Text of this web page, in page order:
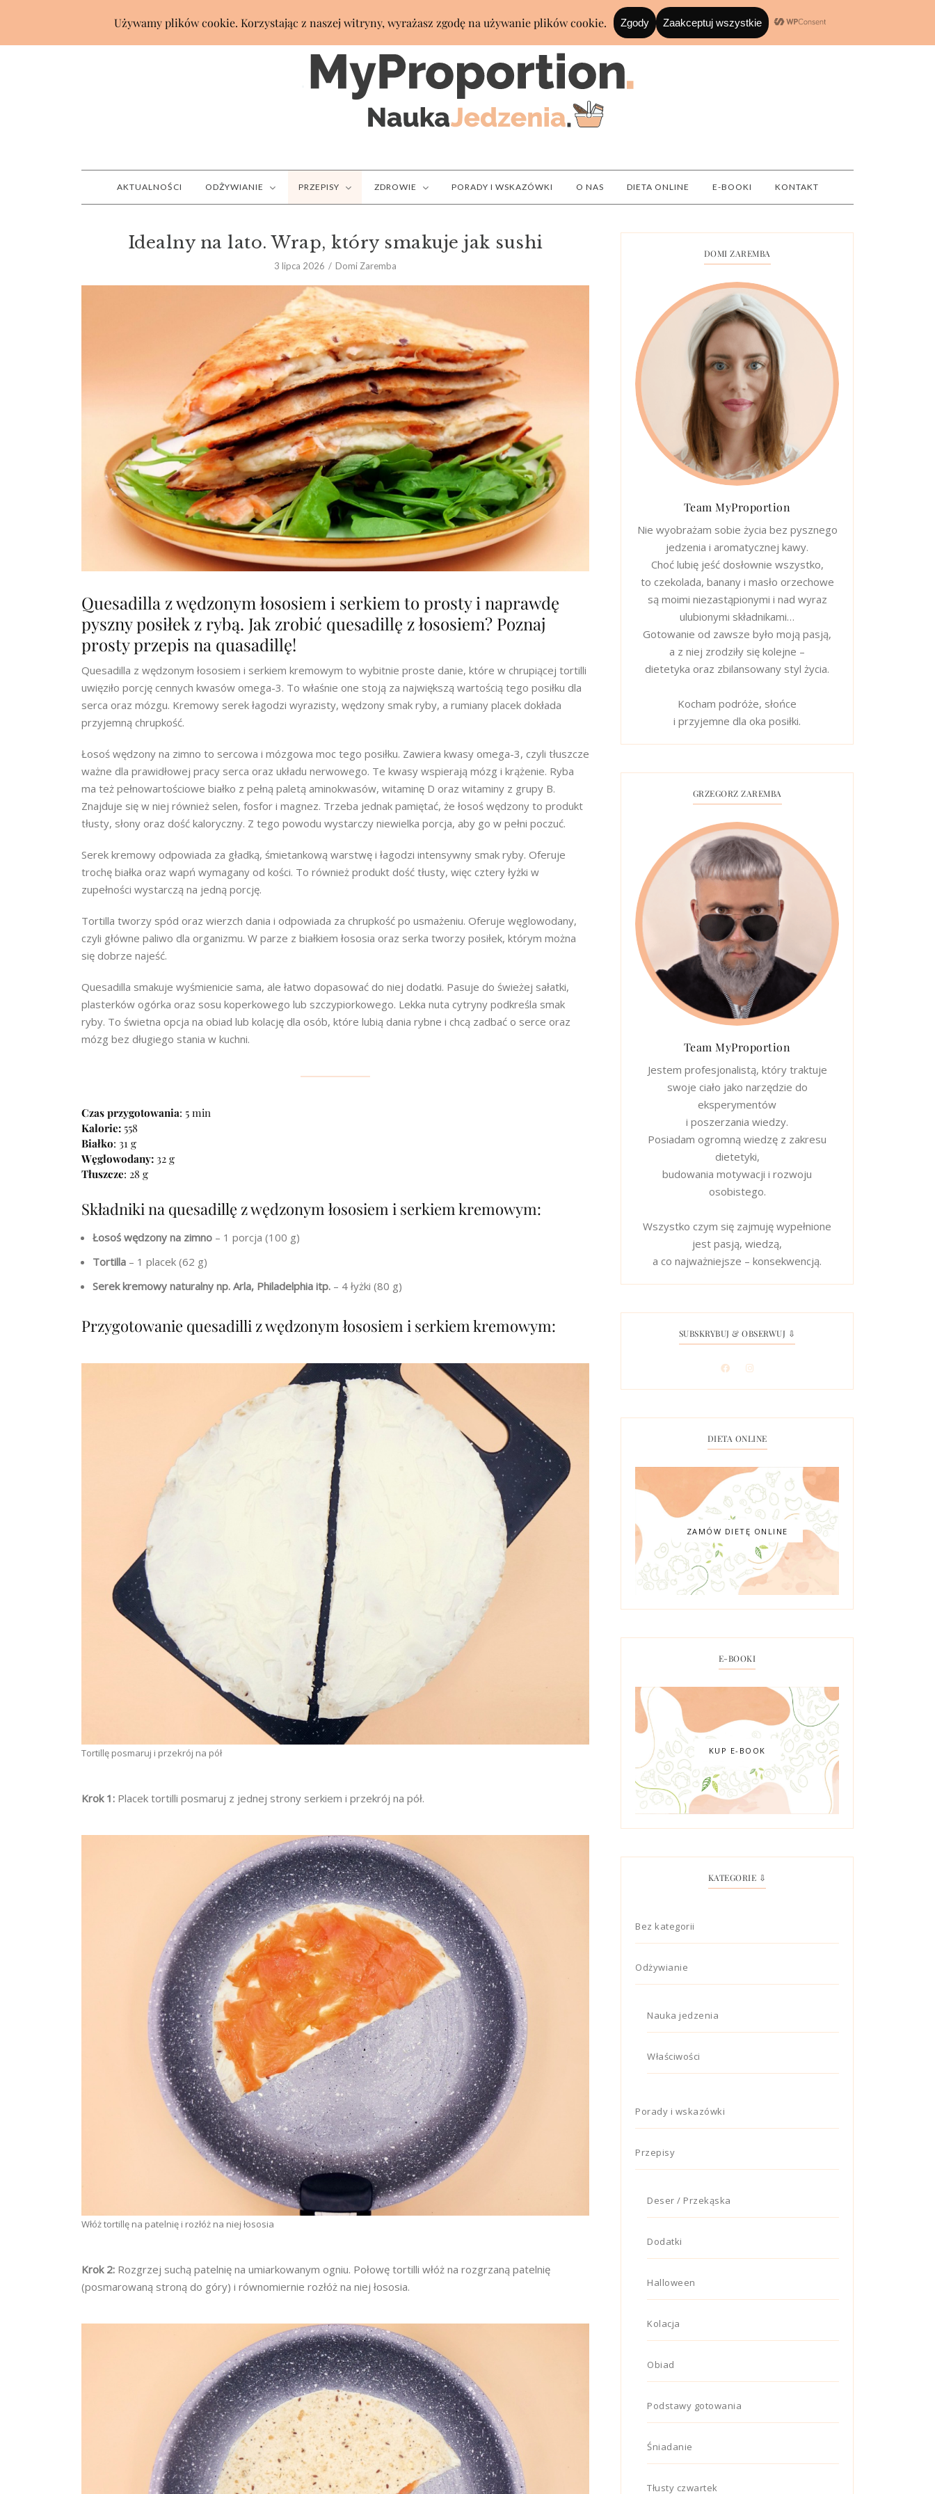
AKTUALNOŚCI ODŻYWIANIE PRZEPISY ZDROWIE PORADY I WSKAZÓWKI O NAS DIETA ONLINE E-BOOKI KONTAKT
Idealny na lato. Wrap, który smakuje jak sushi
3 lipca 2026 Domi Zaremba
Quesadilla z wędzonym łososiem i serkiem to prosty i naprawdę
pyszny posiłek z rybą. Jak zrobić quesadillę z łososiem? Poznaj
prosty przepis na quasadillę!
Quesadilla z wędzonym łososiem i serkiem kremowym to wybitnie proste danie, które w chrupiącej tortilli
uwięziło porcję cennych kwasów omega-3. To właśnie one stoją za największą wartością tego posiłku dla
serca oraz mózgu. Kremowy serek łagodzi wyrazisty, wędzony smak ryby, a rumiany placek dokłada
przyjemną chrupkość.
Łosoś wędzony na zimno to sercowa i mózgowa moc tego posiłku. Zawiera kwasy omega-3, czyli tłuszcze
ważne dla prawidłowej pracy serca oraz układu nerwowego. Te kwasy wspierają mózg i krążenie. Ryba
ma też pełnowartościowe białko z pełną paletą aminokwasów, witaminę D oraz witaminy z grupy B.
Znajduje się w niej również selen, fosfor i magnez. Trzeba jednak pamiętać, że łosoś wędzony to produkt
tłusty, słony oraz dość kaloryczny. Z tego powodu wystarczy niewielka porcja, aby go w pełni poczuć.
Serek kremowy odpowiada za gładką, śmietankową warstwę i łagodzi intensywny smak ryby. Oferuje
trochę białka oraz wapń wymagany od kości. To również produkt dość tłusty, więc cztery łyżki w
zupełności wystarczą na jedną porcję.
Tortilla tworzy spód oraz wierzch dania i odpowiada za chrupkość po usmażeniu. Oferuje węglowodany,
czyli główne paliwo dla organizmu. W parze z białkiem łososia oraz serka tworzy posiłek, którym można
się dobrze najeść.
Quesadilla smakuje wyśmienicie sama, ale łatwo dopasować do niej dodatki. Pasuje do świeżej sałatki,
plasterków ogórka oraz sosu koperkowego lub szczypiorkowego. Lekka nuta cytryny podkreśla smak
ryby. To świetna opcja na obiad lub kolację dla osób, które lubią dania rybne i chcą zadbać o serce oraz
mózg bez długiego stania w kuchni.
Czas przygotowania: 5 min
Kalorie: 558
Białko: 31 g
Węglowodany: 32 g
Tłuszcze: 28 g
Składniki na quesadillę z wędzonym łososiem i serkiem kremowym:
Łosoś wędzony na zimno – 1 porcja (100 g)
Tortilla – 1 placek (62 g)
Serek kremowy naturalny np. Arla, Philadelphia itp. – 4 łyżki (80 g)
Przygotowanie quesadilli z wędzonym łososiem i serkiem kremowym:
Tortillę posmaruj i przekrój na pół
Krok 1: Placek tortilli posmaruj z jednej strony serkiem i przekrój na pół.
Włóż tortillę na patelnię i rozłóż na niej łososia
Krok 2: Rozgrzej suchą patelnię na umiarkowanym ogniu. Połowę tortilli włóż na rozgrzaną patelnię
(posmarowaną stroną do góry) i równomiernie rozłóż na niej łososia.
DOMI ZAREMBA
Team MyProportion
Nie wyobrażam sobie życia bez pysznego
jedzenia i aromatycznej kawy.
Choć lubię jeść dosłownie wszystko,
to czekolada, banany i masło orzechowe
są moimi niezastąpionymi i nad wyraz
ulubionymi składnikami…
Gotowanie od zawsze było moją pasją,
a z niej zrodziły się kolejne –
dietetyka oraz zbilansowany styl życia.
Kocham podróże, słońce
i przyjemne dla oka posiłki.
GRZEGORZ ZAREMBA
Team MyProportion
Jestem profesjonalistą, który traktuje
swoje ciało jako narzędzie do
eksperymentów
i poszerzania wiedzy.
Posiadam ogromną wiedzę z zakresu
dietetyki,
budowania motywacji i rozwoju
osobistego.
Wszystko czym się zajmuję wypełnione
jest pasją, wiedzą,
a co najważniejsze – konsekwencją.
SUBSKRYBUJ & OBSERWUJ ⇩
DIETA ONLINE
ZAMÓW DIETĘ ONLINE
E-BOOKI
KUP E-BOOK
KATEGORIE ⇩
Bez kategorii
Odżywianie
Nauka jedzenia
Właściwości
Porady i wskazówki
Przepisy
Deser / Przekąska
Dodatki
Halloween
Kolacja
Obiad
Podstawy gotowania
Śniadanie
Tłusty czwartek